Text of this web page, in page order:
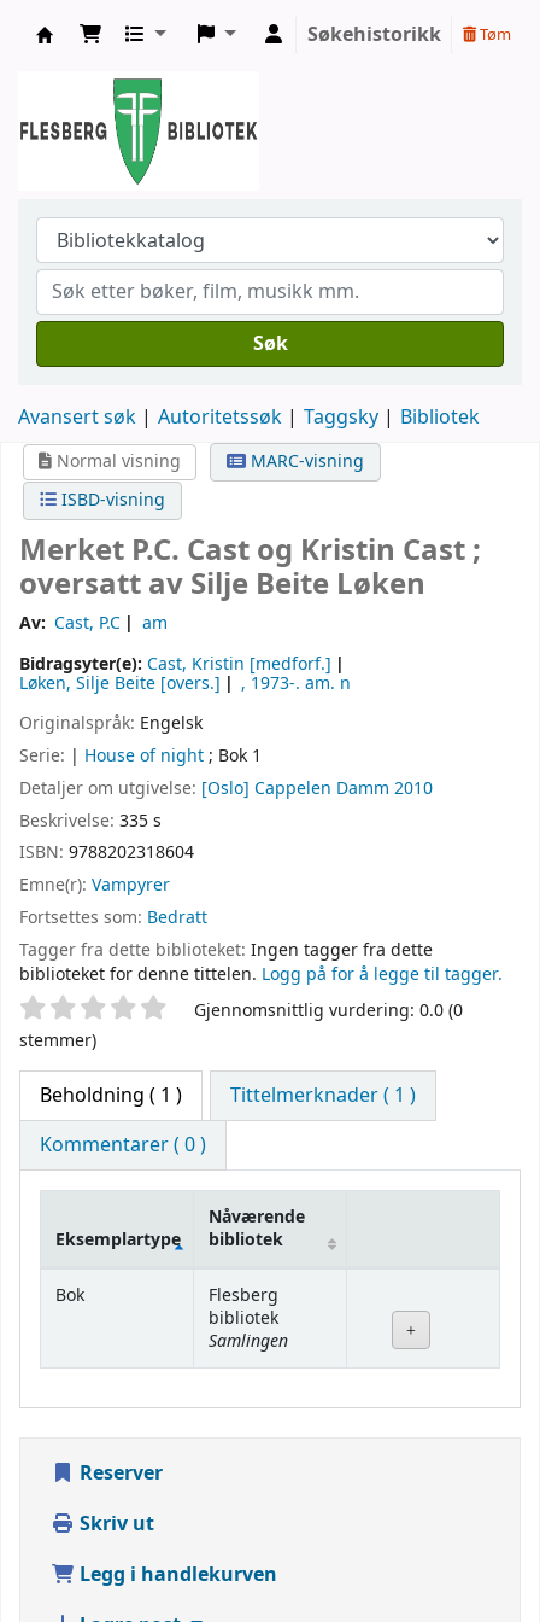
Søkehistorikk Tøm
Søk
Avansert søk Autoritetssøk Taggsky Bibliotek
Normal visning
MARC-visning
ISBD-visning
Merket P.C. Cast og Kristin Cast ;
oversatt av Silje Beite Løken
Av: Cast, P.C
am
Bidragsyter(e): Cast, Kristin [medforf.]
Løken, Silje Beite [overs.] , 1973-. am. n
Originalspråk: Engelsk
Serie: | House of night; Bok 1
Detaljer om utgivelse: [Oslo] Cappelen Damm 2010
Beskrivelse: 335 s
ISBN: 9788202318604
Emne(r): Vampyrer
Fortsettes som: Bedratt
Tagger fra dette biblioteket: Ingen tagger fra dette
biblioteket for denne tittelen. Logg på for å legge til tagger.
StjernevurderingGjennomsnittlig vurdering: 0.0 (0
stemmer)
Beholdning ( 1 )
Tittelmerknader ( 1 )
Kommentarer ( 0 )
Beholdning
Eksemplartype
Nåværende
bibliotek
Bok
Flesberg
bibliotek
Samlingen
Reserver
Skriv ut
Legg i handlekurven